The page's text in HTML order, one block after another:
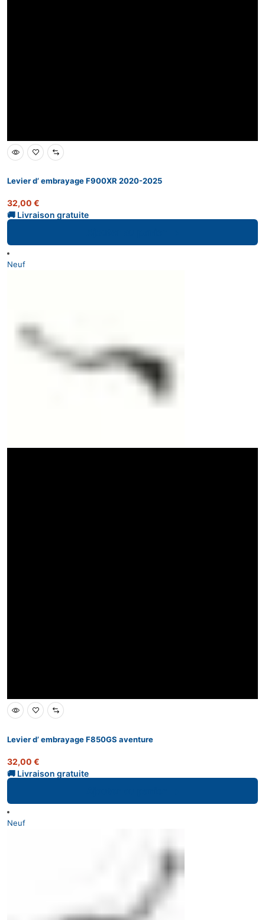
Levier d’ embrayage F900XR 2020-2025
32,00 €
Neuf
Levier d’ embrayage F850GS aventure
32,00 €
Neuf